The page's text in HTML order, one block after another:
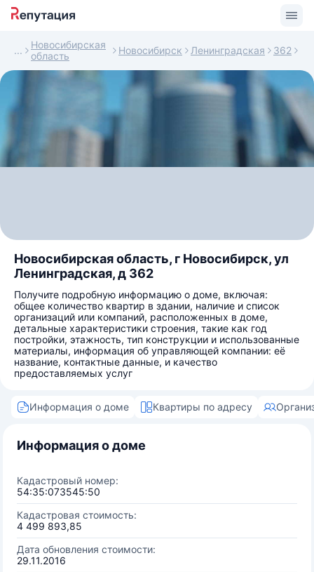
Новосибирская
область
Новосибирск Ленинградская 362
Новосибирская область, г Новосибирск, ул
Ленинградская, д 362
Получите подробную информацию о доме, включая:
общее количество квартир в здании, наличие и список
организаций или компаний, расположенных в доме,
детальные характеристики строения, такие как год
постройки, этажность, тип конструкции и использованные
материалы, информация об управляющей компании: её
название, контактные данные, и качество
предоставляемых услуг
Информация о доме Квартиры по адресу
Информация о доме
Кадастровый номер:
54:35:073545:50
Кадастровая стоимость:
4 499 893,85
Дата обновления стоимости:
29.11.2016